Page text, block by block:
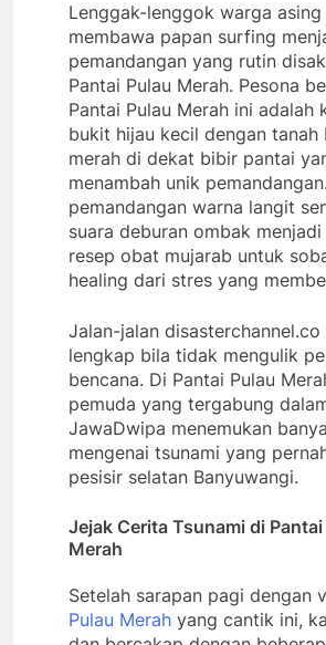
Lenggak-lenggok warga
membawa papan surfing
pemandangan yang rutin
Pantai Pulau Merah. Pesona
Pantai Pulau Merah ini adalah
bukit hijau kecil dengan tanah
merah di dekat bibir pantai
menambah unik
pemandangan warna langit
suara deburan ombak menjadi
resep obat mujarab untuk
healing dari stres yang
Jalan-jalan
lengkap bila tidak mengulik
bencana. Di Pantai Pulau
pemuda yang tergabung
JawaDwipa menemukan
mengenai tsunami yang
pesisir selatan Banyuwangi.
Jejak Cerita Tsunami di Pantai
Merah
Setelah sarapan pagi dengan
Pulau Merah yang cantik ini,